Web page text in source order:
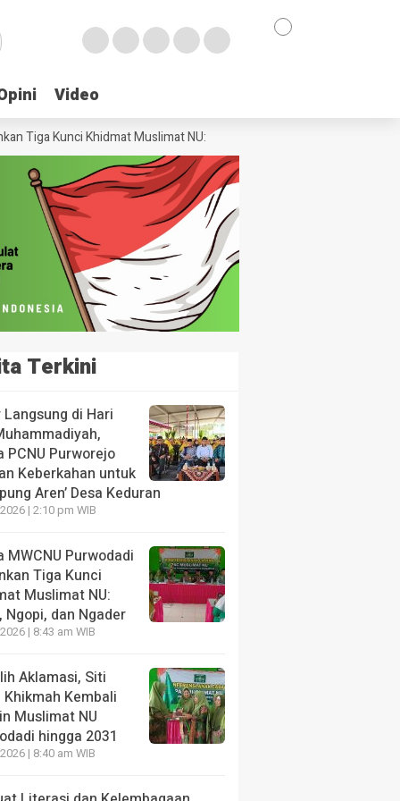
Video
Video
Kunci Khidmat Muslimat NU: Ngaji, Ngopi, dan Ngader
Langsung di Hari ber-Muhammadiyah, Ketua PCNU
Keberkahan untuk ‘Kampung Aren’ Desa Keduran
lalu
MWCNU Purwodadi
Tiga Kunci Khidmat
Terkini
Langsung di Hari
PCNU Purworejo
Keberkahan untuk
Aren’ Desa Keduran
| 2:10 pm WIB
MWCNU Purwodadi
Tiga Kunci
Muslimat NU:
Ngopi, dan Ngader
| 8:43 am WIB
Aklamasi, Siti
Khikmah Kembali
Muslimat NU
hingga 2031
| 8:40 am WIB